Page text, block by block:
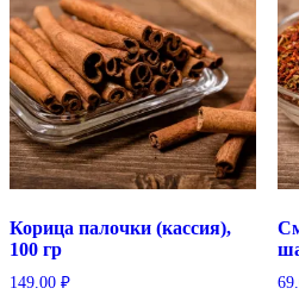
Корица палочки (кассия),
100 гр
149.00 ₽